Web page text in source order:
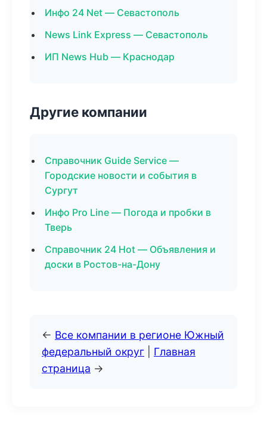
Инфо 24 Net — Севастополь
News Link Express — Севастополь
ИП News Hub — Краснодар
Другие компании
Справочник Guide Service —
Городские новости и события в
Сургут
Инфо Pro Line — Погода и пробки в
Тверь
Справочник 24 Hot — Объявления и
доски в Ростов-на-Дону
← Все компании в регионе Южный
федеральный округ
Главная
страница →